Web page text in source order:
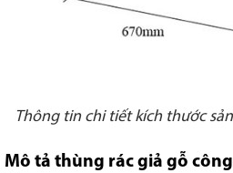
Thông tin chi tiết kích thước
Mô tả thùng rác giả gỗ